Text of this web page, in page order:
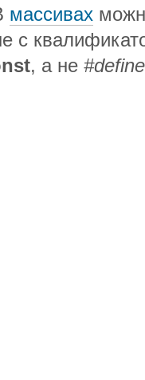
массивах
с
, а не #define